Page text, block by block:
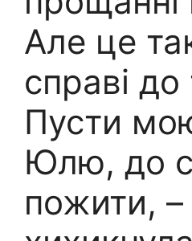
Але це
справі до
Пусти
Юлю, до
пожити, –